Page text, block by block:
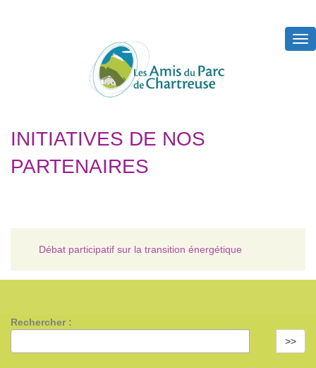
INITIATIVES DE NOS
PARTENAIRES
Débat participatif sur la transition énergétique
Rechercher :
>>